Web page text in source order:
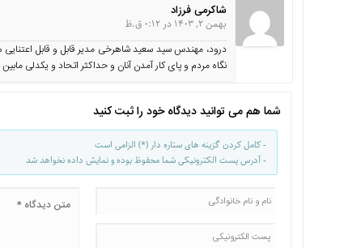
شاکرمی فرزاد
بهمن 2, 1403 در 0:12 ق.ظ
درود، مهندس سید سعید شاهرخی مدیر قابل و قابل
نگاه مردم و پای کار آمدن آنان و حداکثر اتحاد و یکدلی
شما هم می توانید دیدگاه خود را ثبت کنید
- کامل کردن گزینه های ستاره دار (*) الزامی است
- آدرس پست الکترونیکی شما محفوظ بوده و نمایش داده نخواهد شد